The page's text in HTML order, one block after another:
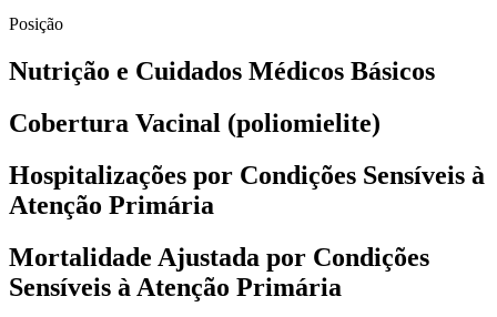
Posição
Nutrição e Cuidados Médicos Básicos
Cobertura Vacinal (poliomielite)
Hospitalizações por Condições Sensíveis à
Atenção Primária
Mortalidade Ajustada por Condições
Sensíveis à Atenção Primária